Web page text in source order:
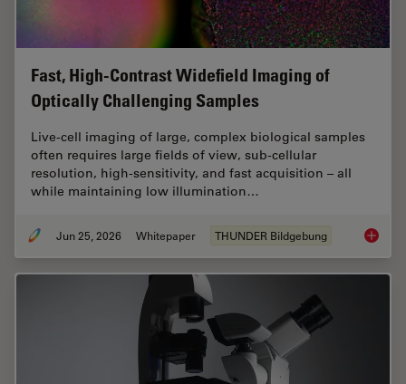
Fast, High-Contrast Widefield Imaging of
Optically Challenging Samples
Live‑cell imaging of large, complex biological samples
often requires large fields of view, sub-cellular
resolution, high-sensitivity, and fast acquisition – all
while maintaining low illumination…
Jun 25, 2026 Whitepaper THUNDER Bildgebung Fast,